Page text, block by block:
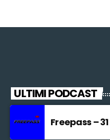
ULTIMI PODCAST
Freepass –